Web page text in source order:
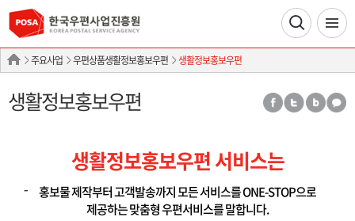
주요사업 우편상품생활정보홍보우편 생활정보홍보우편
생활정보홍보우편
생활정보홍보우편 서비스는
홍보물 제작부터 고객발송까지 모든 서비스를 ONE-STOP으로
제공하는 맞춤형 우편서비스를 말합니다.